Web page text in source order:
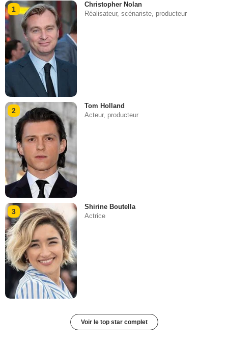
1
Christopher Nolan
Réalisateur, scénariste, producteur
2
Tom Holland
Acteur, producteur
3
Shirine Boutella
Actrice
Voir le top star complet